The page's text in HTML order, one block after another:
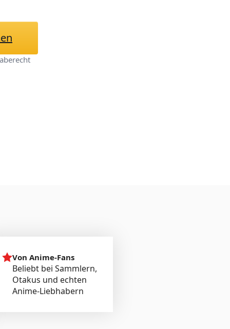
Von Anime-Fans
Beliebt bei Sammlern,
Otakus und echten
Anime-Liebhabern